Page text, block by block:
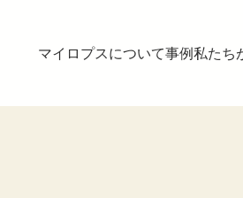
マイロプスについて事例私たち